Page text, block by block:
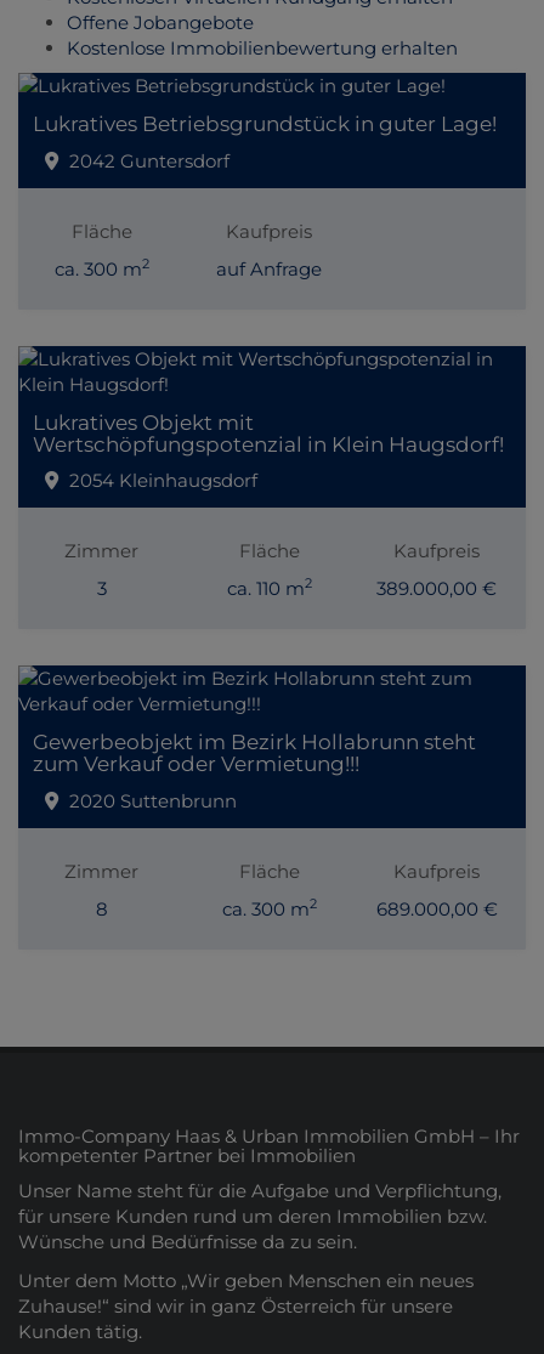
Offene Jobangebote
Kostenlose Immobilienbewertung erhalten
Lukratives Betriebsgrundstück in guter Lage!
2042 Guntersdorf
Fläche
ca. 300 m2
Kaufpreis
auf Anfrage
Lukratives Objekt mit
Wertschöpfungspotenzial in Klein Haugsdorf!
2054 Kleinhaugsdorf
Zimmer
3
Fläche
ca. 110 m2
Kaufpreis
389.000,00 €
Gewerbeobjekt im Bezirk Hollabrunn steht
zum Verkauf oder Vermietung!!!
2020 Suttenbrunn
Zimmer
8
Fläche
ca. 300 m2
Kaufpreis
689.000,00 €
Immo-Company Haas & Urban Immobilien GmbH – Ihr
kompetenter Partner bei Immobilien
Unser Name steht für die Aufgabe und Verpflichtung,
für unsere Kunden rund um deren Immobilien bzw.
Wünsche und Bedürfnisse da zu sein.
Unter dem Motto „Wir geben Menschen ein neues
Zuhause!“ sind wir in ganz Österreich für unsere
Kunden tätig.